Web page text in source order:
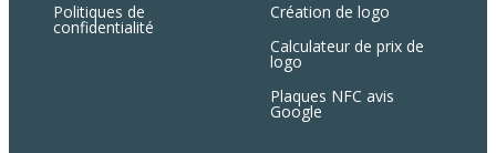
Politiques de
confidentialité
Création de logo
Calculateur de prix de
logo
Plaques NFC avis
Google